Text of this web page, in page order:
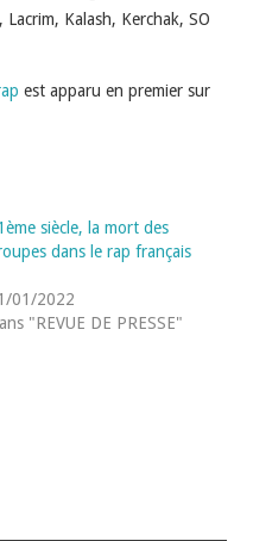
Kalash, Kerchak, SO
est apparu en premier sur
siècle, la mort des
dans le rap français
01/2022
"REVUE DE PRESSE"